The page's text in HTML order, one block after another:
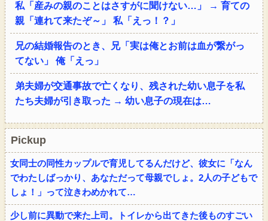
私「産みの親のことはさすがに聞けない…」 → 育ての
親「連れて来たぞ～」 私「えっ！？」
兄の結婚報告のとき、兄「実は俺とお前は血が繋がっ
てない」 俺「えっ」
弟夫婦が交通事故で亡くなり、残された幼い息子を私
たち夫婦が引き取った → 幼い息子の現在は…
Pickup
女同士の同性カップルで育児してるんだけど、彼女に「なん
でわたしばっかり、あなただって母親でしょ。2人の子どもで
しょ！」って泣きわめかれて…
少し前に異動で来た上司。トイレから出てきた後ものすごい